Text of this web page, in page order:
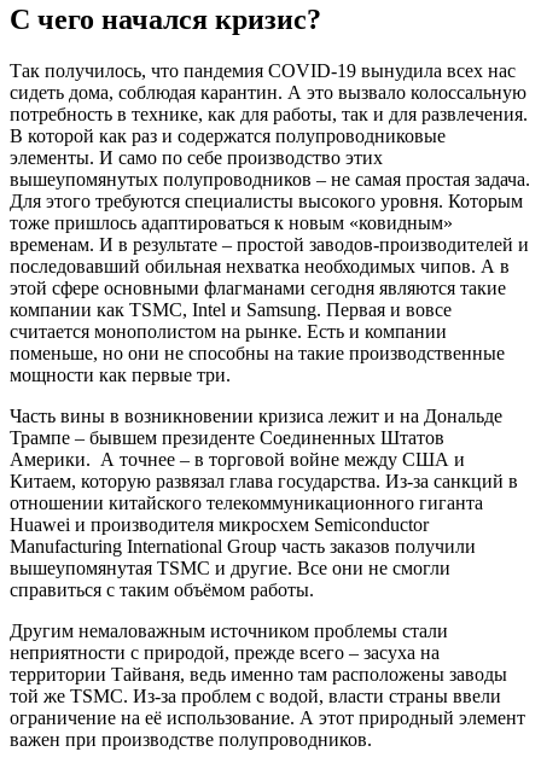
С чего начался кризис?
Так получилось, что пандемия COVID-19 вынудила всех нас
сидеть дома, соблюдая карантин. А это вызвало колоссальную
потребность в технике, как для работы, так и для развлечения.
В которой как раз и содержатся полупроводниковые
элементы. И само по себе производство этих
вышеупомянутых полупроводников – не самая простая задача.
Для этого требуются специалисты высокого уровня. Которым
тоже пришлось адаптироваться к новым «ковидным»
временам. И в результате – простой заводов-производителей и
последовавший обильная нехватка необходимых чипов. А в
этой сфере основными флагманами сегодня являются такие
компании как TSMC, Intel и Samsung. Первая и вовсе
считается монополистом на рынке. Есть и компании
поменьше, но они не способны на такие производственные
мощности как первые три.
Часть вины в возникновении кризиса лежит и на Дональде
Трампе – бывшем президенте Соединенных Штатов
Америки. А точнее – в торговой войне между США и
Китаем, которую развязал глава государства. Из-за санкций в
отношении китайского телекоммуникационного гиганта
Huawei и производителя микросхем Semiconductor
Manufacturing International Group часть заказов получили
вышеупомянутая TSMC и другие. Все они не смогли
справиться с таким объёмом работы.
Другим немаловажным источником проблемы стали
неприятности с природой, прежде всего – засуха на
территории Тайваня, ведь именно там расположены заводы
той же TSMC. Из-за проблем с водой, власти страны ввели
ограничение на её использование. А этот природный элемент
важен при производстве полупроводников.